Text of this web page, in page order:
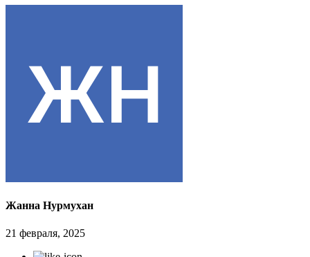
Жанна Нурмухан
21 февраля, 2025